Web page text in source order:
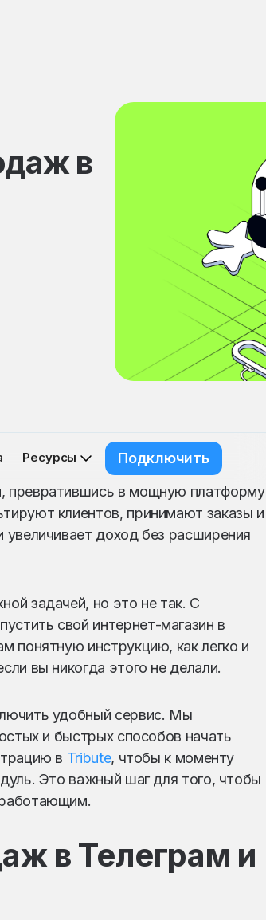
в
Ресурсы
Подключить
превратившись в мощную платформу
клиентов, принимают заказы и
доход без расширения
задачей, но это не так. С
свой интернет-магазин в
понятную инструкцию, как легко и
вы никогда этого не делали.
удобный сервис. Мы
и быстрых способов начать
в Tribute, чтобы к моменту
Это важный шаг для того, чтобы
в Телеграм и